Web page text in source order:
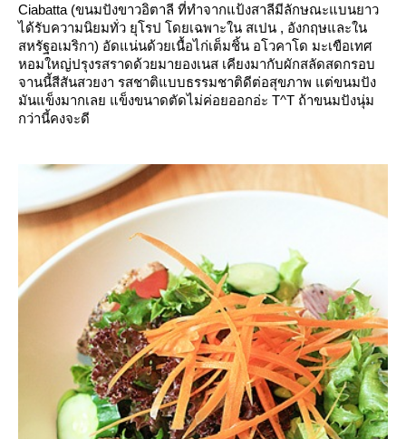
Ciabatta (ขนมปังขาวอิตาลี ที่ทำจากแป้งสาลีมีลักษณะแบนยาว
ได้รับความนิยมทั่ว ยุโรป โดยเฉพาะใน สเปน , อังกฤษและใน
สหรัฐอเมริกา) อัดแน่นด้วยเนื้อไก่เต็มชิ้น อโวคาโด มะเขือเทศ
หอมใหญ่ปรุงรสราดด้วยมายองเนส เคียงมากับผักสลัดสดกรอบ
จานนี้สีสันสวยงา รสชาติแบบธรรมชาติดีต่อสุขภาพ แต่ขนมปัง
มันแข็งมากเลย แข็งขนาดตัดไม่ค่อยออกอ่ะ T^T ถ้าขนมปังนุ่ม
กว่านี้คงจะดี